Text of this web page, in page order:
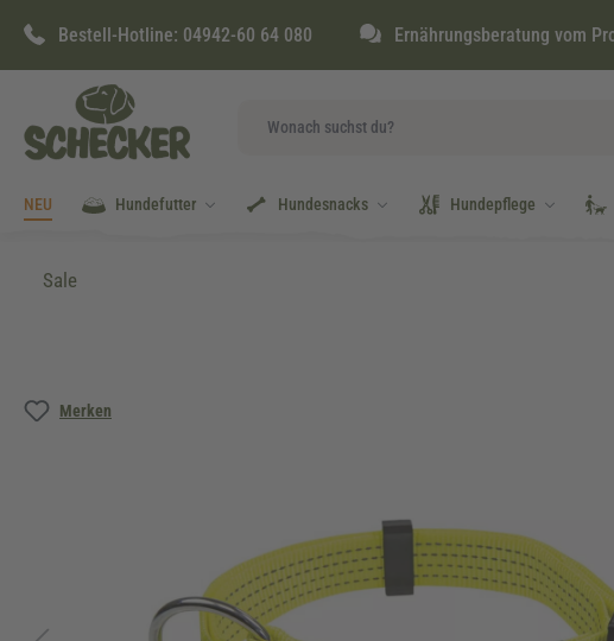
Zur Hauptnavigation springen
Bestell-Hotline: 04942-60 64 080 Ernährungsberatung vom
NEU Hundefutter Hundesnacks Hundepflege
Sale
Merken
Bildergalerie überspringen